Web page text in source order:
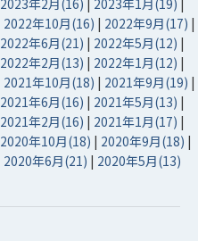
2023年2月(16) | 2023年1月(19) |
2022年10月(16) | 2022年9月(17) |
2022年6月(21) | 2022年5月(12) |
2022年2月(13) | 2022年1月(12) |
2021年10月(18) | 2021年9月(19) |
2021年6月(16) | 2021年5月(13) |
2021年2月(16) | 2021年1月(17) |
2020年10月(18) | 2020年9月(18) |
2020年6月(21) | 2020年5月(13)